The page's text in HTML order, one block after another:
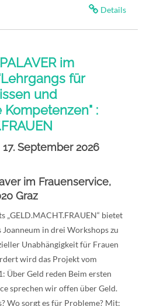
Details
im
für
und
:
September 2026
im Frauenservice,
Graz
„GELD.MACHT.FRAUEN“ bietet
Joanneum in drei Workshops zu
Unabhängigkeit für Frauen
wird das Projekt vom
Über Geld reden Beim ersten
sprechen wir offen über Geld.
Wo sorgt es für Probleme? Mit: